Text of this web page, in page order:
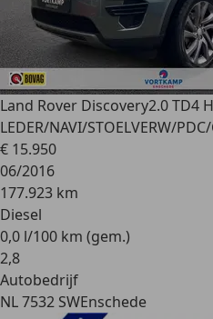
Land Rover Discovery2.0 TD4
LEDER/NAVI/STOELVERW/PDC/
€ 15.950
06/2016
177.923 km
Diesel
0,0 l/100 km (gem.)
2,8
Autobedrijf
NL 7532 SWEnschede